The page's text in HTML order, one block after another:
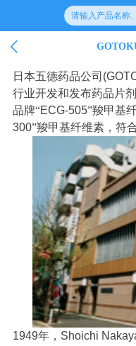
日本五德药品公司
行业开发和发布药品片剂
品牌“ECG-505”羧甲基
300”羧甲基纤维素，符
1949年， Shoichi